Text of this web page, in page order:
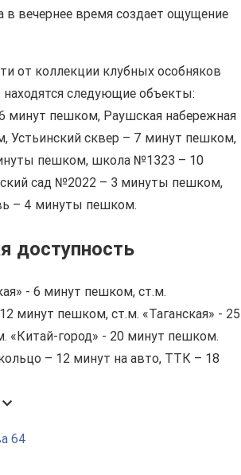
в вечернее время создает ощущение
от коллекции клубных особняков
находятся следующие объекты:
минут пешком, Раушская набережная
Устьинский сквер – 7 минут пешком,
пешком, школа №1323 – 10
сад №2022 – 3 минуты пешком,
– 4 минуты пешком.
доступность
- 6 минут пешком, ст.м.
минут пешком, ст.м. «Таганская» - 25
«Китай-город» - 20 минут пешком.
– 12 минут на авто, ТТК – 18